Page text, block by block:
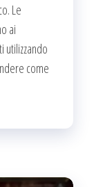
Le
ai
utilizzando
come